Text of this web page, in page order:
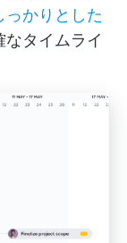
っかりとした
なタイムライ